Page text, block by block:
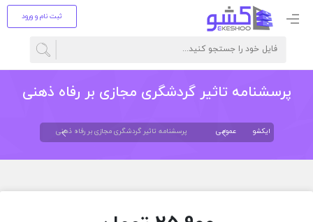
ثبت نام و ورود
پرسشنامه تاثیر گردشگری مجازی بر رفاه ذهنی
ایکشو عمومی پرسشنامه تاثیر گردشگری مجازی بر رفاه ذهنی